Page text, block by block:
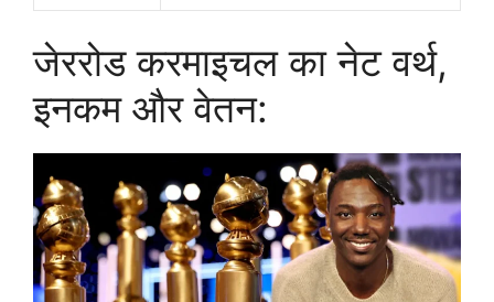
जेररोड करमाइचल का नेट वर्थ,
इनकम और वेतन: